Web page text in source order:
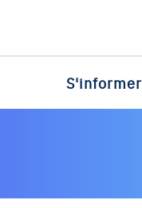
S'informer